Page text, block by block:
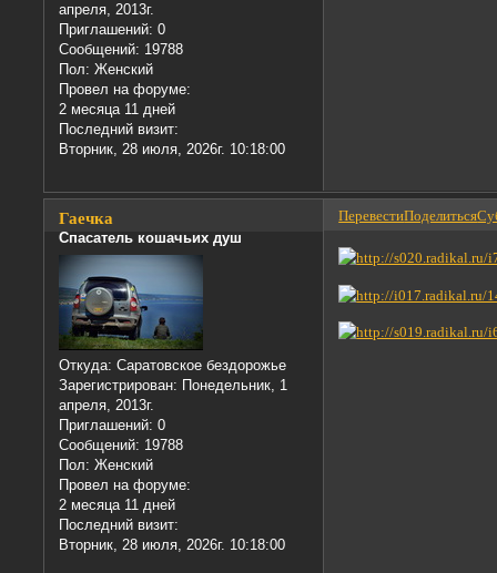
апреля, 2013г.
Приглашений: 0
Сообщений: 19788
Пол: Женский
Провел на форуме:
2 месяца 11 дней
Последний визит:
Вторник, 28 июля, 2026г. 10:18:00
ПеревестиПоделиться
Гаечка
Спасатель кошачьих душ
Откуда: Саратовское бездорожье
Зарегистрирован: Понедельник, 1
апреля, 2013г.
Приглашений: 0
Сообщений: 19788
Пол: Женский
Провел на форуме:
2 месяца 11 дней
Последний визит:
Вторник, 28 июля, 2026г. 10:18:00